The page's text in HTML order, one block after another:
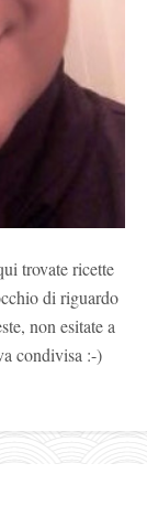
trovate ricette
di riguardo
non esitate a
condivisa :-)